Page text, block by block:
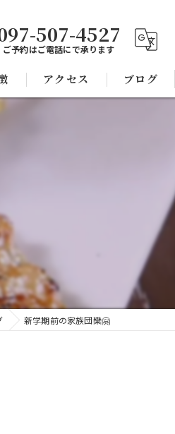
507-4527
ご予約はご電話にで承ります
アクセス ブログ
新学期前の家族団欒🤗